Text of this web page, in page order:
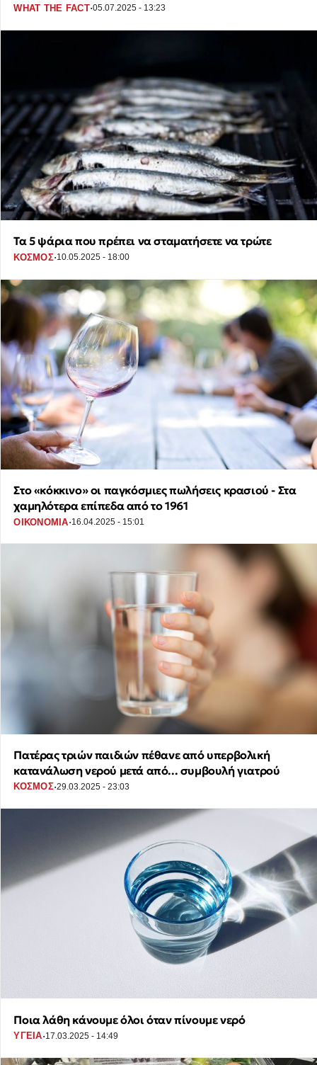
WHAT THE FACT·05.07.2025 - 13:23
Τα 5 ψάρια που πρέπει να σταματήσετε να τρώτε
ΚΟΣΜΟΣ·10.05.2025 - 18:00
Στο «κόκκινο» οι παγκόσμιες πωλήσεις κρασιού - Στα
χαμηλότερα επίπεδα από το 1961
ΟΙΚΟΝΟΜΙΑ·16.04.2025 - 15:01
Πατέρας τριών παιδιών πέθανε από υπερβολική
κατανάλωση νερού μετά από... συμβουλή γιατρού
ΚΟΣΜΟΣ·29.03.2025 - 23:03
Ποια λάθη κάνουμε όλοι όταν πίνουμε νερό
ΥΓΕΙΑ·17.03.2025 - 14:49